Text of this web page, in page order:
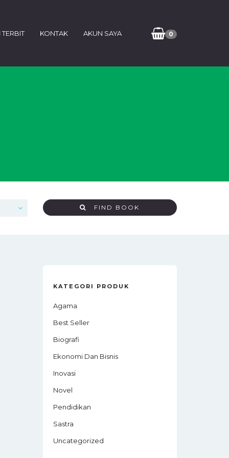
0
KONTAK AKUN SAYA
FIND BOOK
KATEGORI PRODUK
Agama
Best Seller
Biografi
Ekonomi Dan Bisnis
Inovasi
Novel
Pendidikan
Sastra
Uncategorized